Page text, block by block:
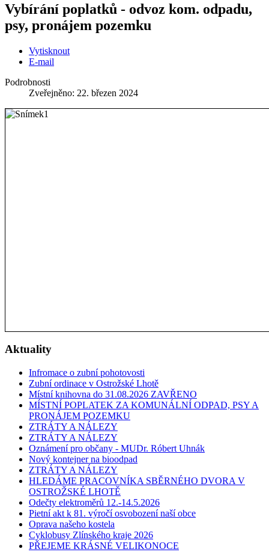
Vybírání poplatků - odvoz kom. odpadu,
psy, pronájem pozemku
Vytisknout
E-mail
Podrobnosti
Zveřejněno: 22. březen 2024
Aktuality
Infromace o zubní pohotovosti
Zubní ordinace v Ostrožské Lhotě
Místní knihovna do 31.08.2026 ZAVŘENO
MÍSTNÍ POPLATEK ZA KOMUNÁLNÍ ODPAD, PSY A
PRONÁJEM POZEMKU
ZTRÁTY A NÁLEZY
ZTRÁTY A NÁLEZY
Oznámení pro občany - MUDr. Róbert Uhnák
Nový kontejner na bioodpad
ZTRÁTY A NÁLEZY
HLEDÁME PRACOVNÍKA SBĚRNÉHO DVORA V
OSTROŽSKÉ LHOTĚ
Odečty elektroměrů 12.-14.5.2026
Pietní akt k 81. výročí osvobození naší obce
Oprava našeho kostela
Cyklobusy Zlínského kraje 2026
PŘEJEME KRÁSNÉ VELIKONOCE